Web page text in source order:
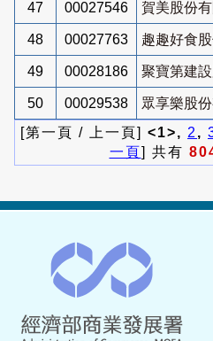
47 00027546 賀美股份
48 00027763 趣趣好食
49 00028186 聚寶第建
50 00029538
眾享樂股
[第一頁 / 上一頁] <1>, 2 ,
一頁] 共有